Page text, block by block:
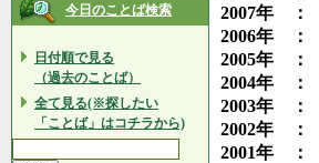
今日のことば検索
日付順で見る
（過去のことば）
全て見る(※探したい
「ことば」はコチラから)
2007年 ：
2006年 ：
2005年 ：
2004年 ：
2003年 ：
2002年 ：
2001年 ：